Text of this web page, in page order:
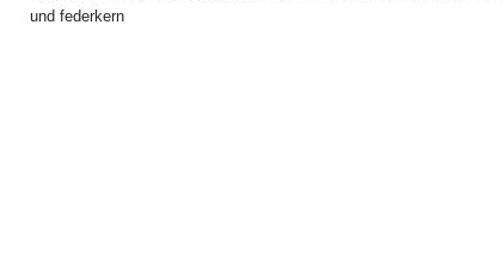
und federkern